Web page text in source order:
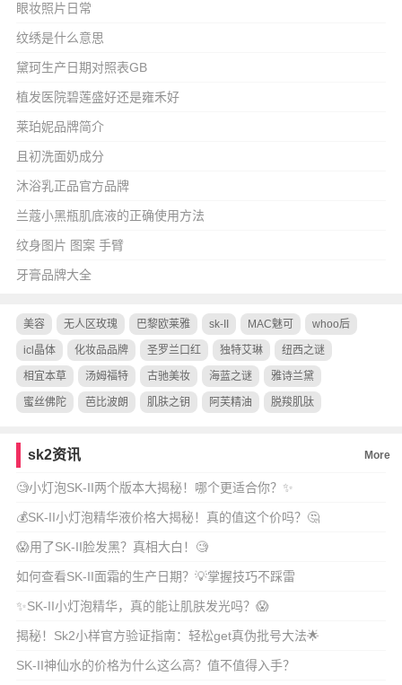
眼妆照片日常
纹绣是什么意思
黛珂生产日期对照表GB
植发医院碧莲盛好还是雍禾好
莱珀妮品牌简介
且初洗面奶成分
沐浴乳正品官方品牌
兰蔻小黑瓶肌底液的正确使用方法
纹身图片 图案 手臂
牙膏品牌大全
美容 无人区玫瑰 巴黎欧莱雅 sk-II MAC魅可 whoo后
icl晶体 化妆品品牌 圣罗兰口红 独特艾琳 纽西之谜
相宜本草 汤姆福特 古驰美妆 海蓝之谜 雅诗兰黛
蜜丝佛陀 芭比波朗 肌肤之钥 阿芙精油 脱羧肌肽
sk2资讯 More
🧐小灯泡SK-II两个版本大揭秘！哪个更适合你？✨
💰SK-II小灯泡精华液价格大揭秘！真的值这个价吗？🤔
😱用了SK-II脸发黑？真相大白！🧐
如何查看SK-II面霜的生产日期？💡掌握技巧不踩雷
✨SK-II小灯泡精华，真的能让肌肤发光吗？😱
揭秘！Sk2小样官方验证指南：轻松get真伪批号大法🌟
SK-II神仙水的价格为什么这么高？值不值得入手？